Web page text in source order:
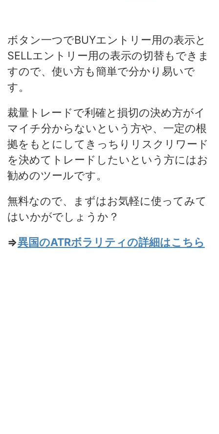
ボタン一つでBUYエントリー用の表示と
SELLエントリー用の表示の切替もできま
すので、使い方も簡単で分かり易いで
す。
裁量トレードで利確と損切の決め方がイ
マイチ分からないという方や、一定の根
拠をもとにしてきっちりリスクリワード
を決めてトレードしたいという方にはお
勧めのツールです。
無料なので、まずはお気軽に使ってみて
はいかがでしょうか？
⇒異国のATRボラリティの詳細はこちら